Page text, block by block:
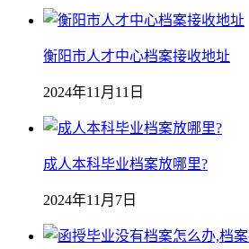
衡阳市人才中心档案接收地址
2024年11月11日
成人本科毕业档案放哪里?
2024年11月7日